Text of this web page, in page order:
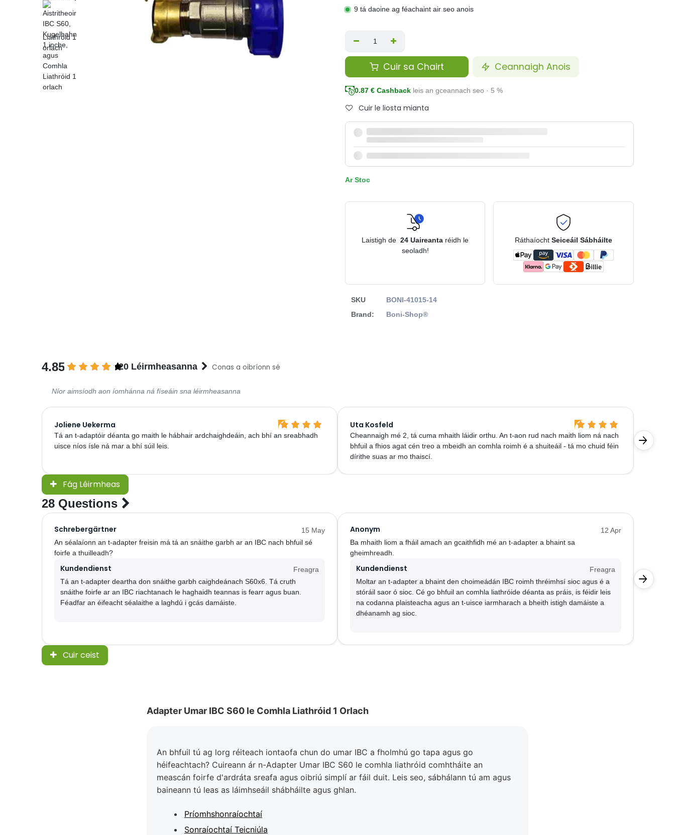
9 tá daoine ag féachaint air seo anois
Cuir sa Chairt Ceannaigh Anois
0.87 € Cashback leis an gceannach seo · 5 %
Cuir le liosta mianta
Ar Stoc
Laistigh de 24 Uaireanta réidh le
seoladh!
Ráthaíocht Seiceáil Sábháilte
SKU
BONI-41015-14
Brand:
Boni-Shop®
4.85 20 Léirmheasanna Conas a oibríonn sé
Níor aimsíodh aon íomhánna ná físeáin sna léirmheasanna
Joliene Uekerma
Tá an t-adaptóir déanta go maith le hábhair ardchaighdeáin, ach bhí an sreabhadh
uisce níos ísle ná mar a bhí súil leis.
Uta Kosfeld
Cheannaigh mé 2, tá cuma mhaith láidir orthu. An t-aon rud nach maith liom ná nach
bhfuil a fhios agat cén treo a mbeidh an comhla roimh é a shuiteáil - tá mo chuid féin
dírithe suas ar mo thaiscí.
Fág Léirmheas
28 Questions
Schrebergärtner
15 May
An séalaíonn an t-adapter freisin má tá an snáithe garbh ar an IBC nach bhfuil sé
foirfe a thuilleadh?
Kundendienst
Freagra
Tá an t-adapter deartha don snáithe garbh caighdeánach S60x6. Tá cruth
snáithe foirfe ar an IBC riachtanach le haghaidh teannas is fearr agus buan.
Féadfar an éifeacht séalaithe a laghdú i gcás damáiste.
Anonym
12 Apr
Ba mhaith liom a fháil amach an gcaithfidh mé an t-adapter a bhaint sa
gheimhreadh.
Kundendienst
Freagra
Moltar an t-adapter a bhaint den choimeádán IBC roimh thréimhsí sioc agus é a
stóráil saor ó sioc. Cé go bhfuil an comhla liathróide déanta as práis, is féidir leis
na codanna plaisteacha agus an t-uisce iarmharach a bheith istigh damáiste a
dhéanamh ag sioc.
Cuir ceist
Adapter Umar IBC S60 le Comhla Liathróid 1 Orlach
An bhfuil tú ag lorg réiteach iontaofa chun do umar IBC a fholmhú go tapa agus go
héifeachtach? Cuireann ár n-Adapter Umar IBC S60 le comhla liathróid comhtháite an
meascán foirfe d'ardráta sreafa agus oibriú simplí ar fáil duit. Leis seo, sábhálann tú am agus
baineann tú leas as láimhseáil shábháilte agus ghlan.
Príomhshonraíochtaí
Sonraíochtaí Teicniúla